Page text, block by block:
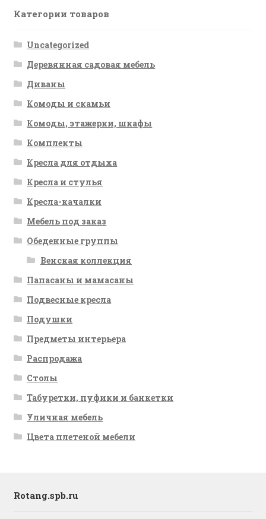
Категории товаров
Uncategorized
Деревянная садовая мебель
Диваны
Комоды и скамьи
Комоды, этажерки, шкафы
Комплекты
Кресла для отдыха
Кресла и стулья
Кресла-качалки
Мебель под заказ
Обеденные группы
Венская коллекция
Папасаны и мамасаны
Подвесные кресла
Подушки
Предметы интерьера
Распродажа
Столы
Табуретки, пуфики и банкетки
Уличная мебель
Цвета плетеной мебели
Rotang.spb.ru